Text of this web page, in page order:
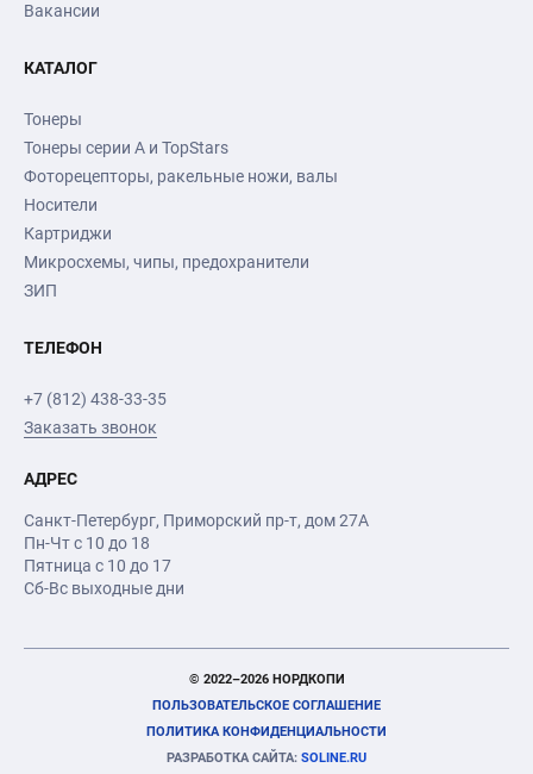
Вакансии
КАТАЛОГ
Тонеры
Тонеры серии А и TopStars
Фоторецепторы, ракельные ножи, валы
Носители
Картриджи
Микросхемы, чипы, предохранители
ЗИП
ТЕЛЕФОН
+7 (812) 438-33-35
Заказать звонок
АДРЕС
Санкт-Петербург, Приморский пр-т, дом 27А
Пн-Чт с 10 до 18
Пятница с 10 до 17
Сб-Вс выходные дни
© 2022–2026 НОРДКОПИ
ПОЛЬЗОВАТЕЛЬСКОЕ СОГЛАШЕНИЕ
ПОЛИТИКА КОНФИДЕНЦИАЛЬНОСТИ
РАЗРАБОТКА САЙТА: SOLINE.RU